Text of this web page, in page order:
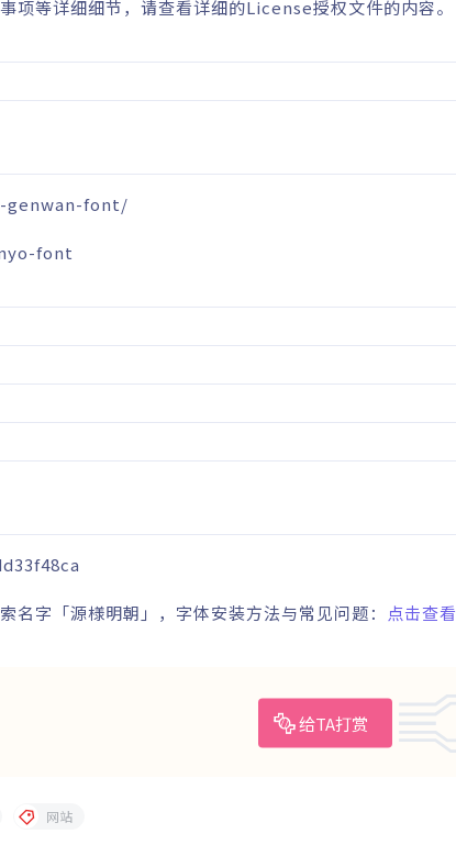
项等详细细节，请查看详细的License授权文件的内容。
genwan-font/
font
字「源様明朝」，字体安装方法与常见问题： 点击查看
给TA打赏
网站